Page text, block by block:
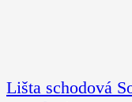
Lišta schodová